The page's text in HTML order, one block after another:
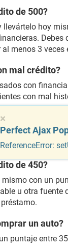
de 500?
hoy
menos 3
mal crédito?
con
con mal
horrible?
las
de 450?
con un
u otra
un auto?
puntaje entre
×
Perfect Ajax
ReferenceError: